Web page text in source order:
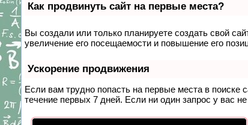
Как продвинуть сайт на первые места?
Вы создали или только планируете создать свой
увеличение его посещаемости и повышение его
Ускорение продвижения
Если вам трудно попасть на первые места в поиске
течение первых 7 дней. Если ни один запрос у вас